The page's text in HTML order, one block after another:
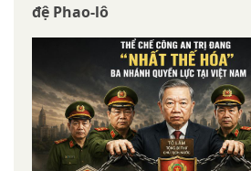
đệ Phao-lô